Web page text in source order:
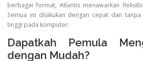
berbagai format, Atlantis menawarkan
Semua ini dilakukan dengan cepat dan
tinggi pada komputer.
Dapatkah Pemula
dengan Mudah?